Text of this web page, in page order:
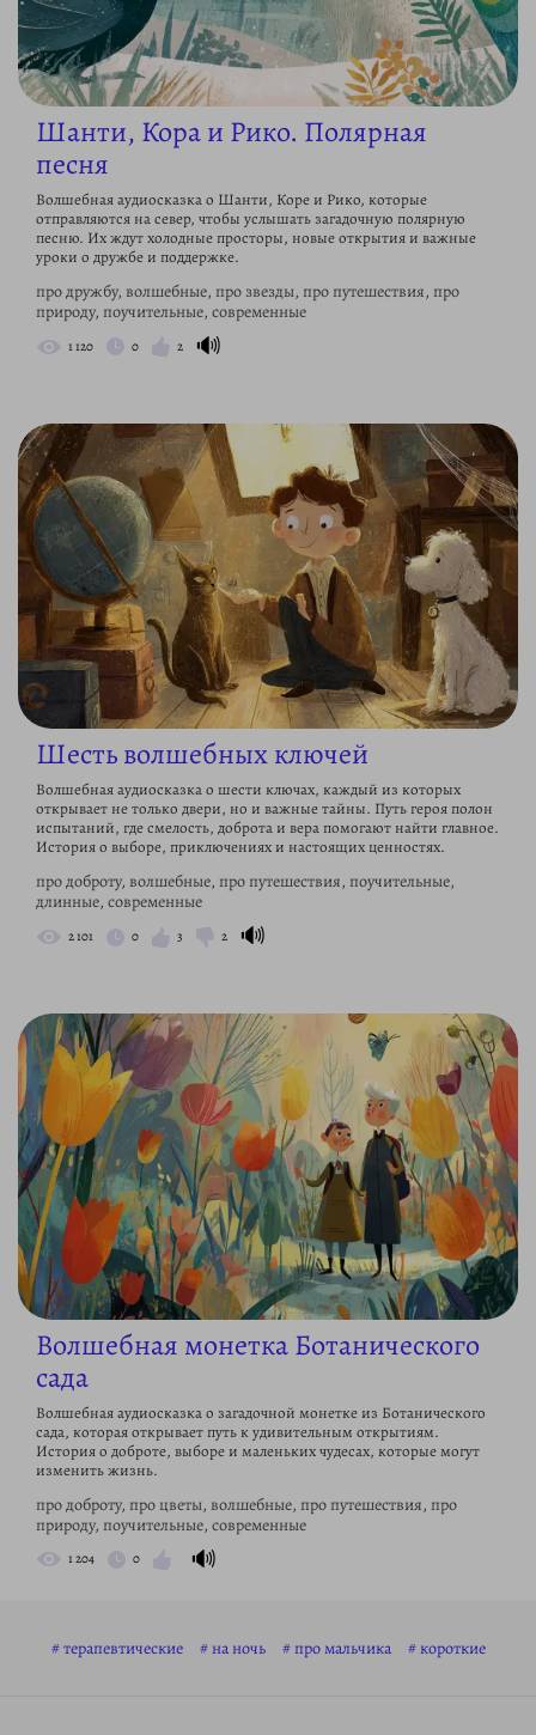
Шанти, Кора и Рико. Полярная
песня
Волшебная аудиосказка о Шанти, Коре и Рико, которые
отправляются на север, чтобы услышать загадочную полярную
песню. Их ждут холодные просторы, новые открытия и важные
уроки о дружбе и поддержке.
про дружбу, волшебные, про звезды, про путешествия, про
природу, поучительные, современные
1 120 0 2 🔊
Шесть волшебных ключей
Волшебная аудиосказка о шести ключах, каждый из которых
открывает не только двери, но и важные тайны. Путь героя полон
испытаний, где смелость, доброта и вера помогают найти главное.
История о выборе, приключениях и настоящих ценностях.
про доброту, волшебные, про путешествия, поучительные,
длинные, современные
2 101 0 3 2 🔊
Волшебная монетка Ботанического
сада
Волшебная аудиосказка о загадочной монетке из Ботанического
сада, которая открывает путь к удивительным открытиям.
История о доброте, выборе и маленьких чудесах, которые могут
изменить жизнь.
про доброту, про цветы, волшебные, про путешествия, про
природу, поучительные, современные
1 204 0 🔊
терапевтические на ночь про мальчика короткие